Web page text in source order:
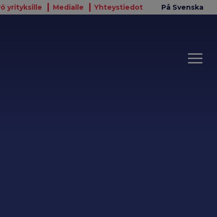
yrityksille Medialle Yhteystiedot På Svenska